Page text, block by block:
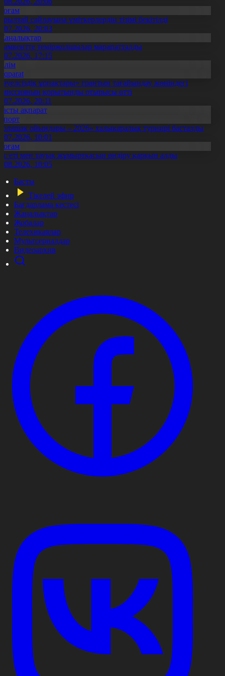
сайлауына үміткерлердің тізімі бекітілді
20:03
теміржолшылар марапатталды
17:15
ұрпақтары» грантын тағайындау жөніндегі
қорытынды отырысы өтті
20:11
ақпарат
ойындары – 2026» халықаралық турнирі басталды
10:01
еті мен тауық жұмыртқасын өндіру қарқын алды
10:05
Басты
Тікелей эфир
Бағдарлама кестесі
Жаңалықтар
Жобалар
Телехикаялар
Мультсериалдар
Видеоархив